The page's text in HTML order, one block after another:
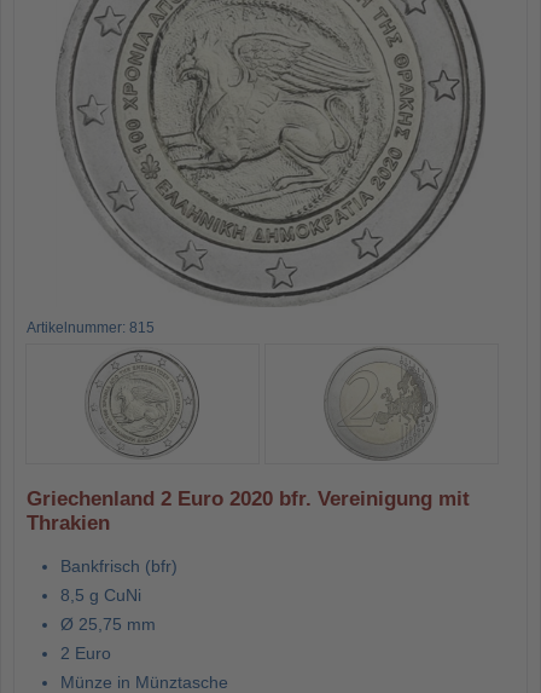
Artikelnummer: 815
Griechenland 2 Euro 2020 bfr. Vereinigung mit
Thrakien
Bankfrisch (bfr)
8,5 g CuNi
Ø 25,75 mm
2 Euro
Münze in Münztasche